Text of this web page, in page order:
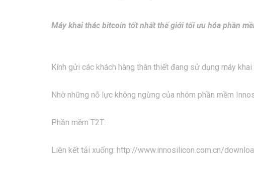
Máy khai thác bitcoin tốt nhất thế giới tối ưu hóa phần
Kính gửi các khách hàng thân thiết đang sử dụng máy khai
Nhờ những nỗ lực không ngừng của nhóm phần mềm
Phần mềm T2T:
Liên kết tải xuống: http://www.innosilicon.com.cn/